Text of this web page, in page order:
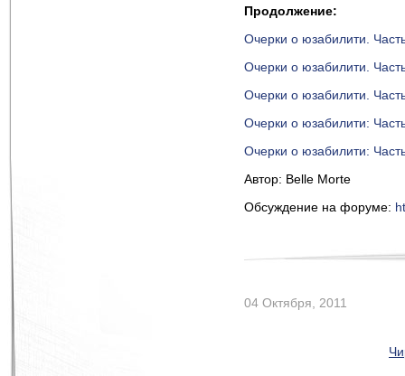
Продолжение:
Очерки о юзабилити.
Очерки о юзабилити.
Очерки о юзабилити.
Очерки о юзабилити:
Очерки о юзабилити:
Автор: Belle Morte
Обсуждение на форуме:
04 Октября, 2011